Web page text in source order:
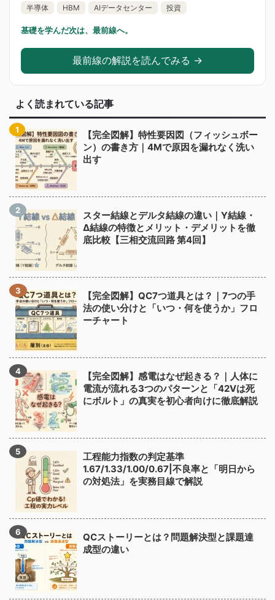
半導体 HBM AIデータセンター 投資
基礎を学んだ次は、最前線へ。
最前線の解説を読んでみる →
よく読まれている記事
【完全図解】特性要因図（フィッシュボー
ン）の書き方｜4Mで原因を漏れなく洗い
出す
スター結線とデルタ結線の違い｜Y結線・
Δ結線の特徴とメリット・デメリットを徹
底比較【三相交流回路 第4回】
【完全図解】QC7つ道具とは？｜7つの手
法の使い分けと「いつ・何を使うか」フロ
ーチャート
【完全図解】感電はなぜ起きる？｜人体に
電流が流れる3つのパターンと「42Vは死
にボルト」の真実を初心者向けに徹底解説
工程能力指数の判定基準
1.67/1.33/1.00/0.67|不良率と「明日から
の対処法」を実務目線で解説
QCストーリーとは？問題解決型と課題達
成型の違い